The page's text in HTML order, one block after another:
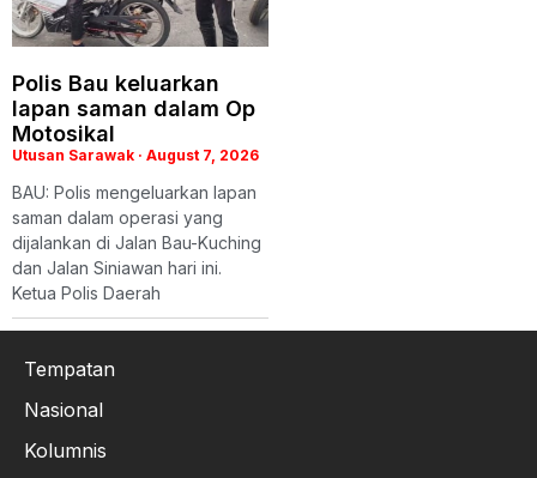
Polis Bau keluarkan
lapan saman dalam Op
Motosikal
Utusan Sarawak August 7, 2026
BAU: Polis mengeluarkan lapan
saman dalam operasi yang
dijalankan di Jalan Bau-Kuching
dan Jalan Siniawan hari ini.
Ketua Polis Daerah
Tempatan
Nasional
Kolumnis